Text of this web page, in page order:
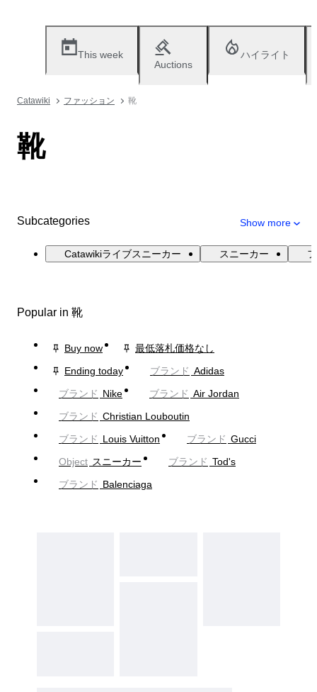
This week
Auctions
ハイライト
Catawiki ファッション 靴
靴
Subcategories Show more
Catawikiライブスニーカー スニーカー
Popular in 靴
Buy now
最低落札価格なし
Ending today
ブランド Adidas
ブランド Nike ブランド Air Jordan
ブランド Christian Louboutin
ブランド Louis Vuitton ブランド Gucci
Object スニーカー ブランド Tod's
ブランド Balenciaga